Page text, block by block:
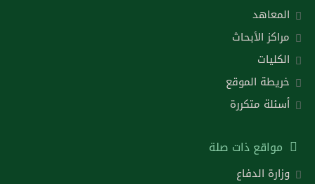
المعاهد
مراكز الأبحاث
الكليات
خريطة الموقع
أسئلة متكررة
مواقع ذات صلة
وزارة الدفاع